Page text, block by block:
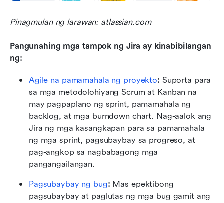
Pinagmulan ng larawan: atlassian.com
Pangunahing mga tampok ng Jira ay kinabibilangan
ng:
Agile na pamamahala ng proyekto: Suporta para
sa mga metodolohiyang Scrum at Kanban na
may pagpaplano ng sprint, pamamahala ng
backlog, at mga burndown chart. Nag-aalok ang
Jira ng mga kasangkapan para sa pamamahala
ng mga sprint, pagsubaybay sa progreso, at
pag-angkop sa nagbabagong mga
pangangailangan.
Pagsubaybay ng bug: Mas epektibong
pagsubaybay at paglutas ng mga bug gamit ang